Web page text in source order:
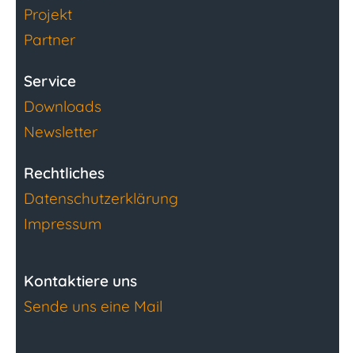
Projekt
Partner
Service
Downloads
Newsletter
Rechtliches
Datenschutzerklärung
Impressum
Kontaktiere uns
Sende uns eine Mail